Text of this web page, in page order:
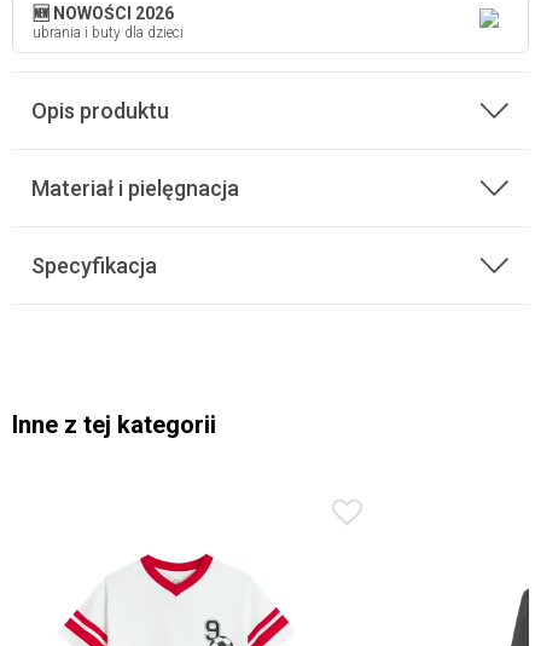
🆕 NOWOŚCI 2026
ubrania i buty dla dzieci
Opis produktu
Materiał i pielęgnacja
Specyfikacja
Inne z tej kategorii